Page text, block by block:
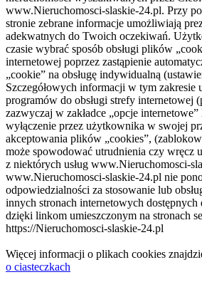
www.Nieruchomosci-slaskie-24.pl. Przy
stronie zebrane informacje umożliwiają
adekwatnych do Twoich oczekiwań.
czasie wybrać sposób obsługi plików
internetowej poprzez zastąpienie
„cookie” na obsługę indywidualną
Szczegółowych informacji w tym zakresie
programów do obsługi strefy internetowej
zazwyczaj w zakładce „opcje
wyłączenie przez użytkownika w swojej
akceptowania plików „cookies”,
może spowodować utrudnienia czy wręcz
z niektórych usług www.Nieruchomosci-
www.Nieruchomosci-slaskie-24.pl nie
odpowiedzialności za stosowanie lub
innych stronach internetowych
dzięki linkom umieszczonym na stronach
https://Nieruchomosci-slaskie-24.pl
Więcej informacji o plikach cookies
o ciasteczkach